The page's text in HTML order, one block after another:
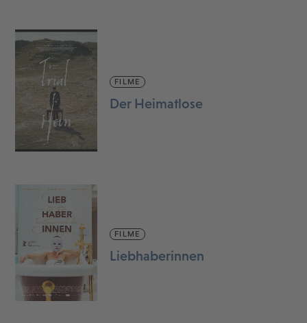
FILME
Der Heimatlose
FILME
Liebhaberinnen